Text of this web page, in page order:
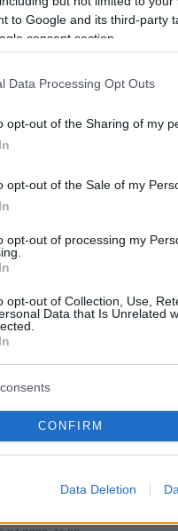
to Google and its third-party
consent section.
Data Processing Opt Outs
opt-out of the Sharing of my
opt-out of the Sale of my
opt-out of processing my
opt-out of Collection, Use,
Data that Is Unrelated
CONFIRM
Data Deletion
15χρονο
μπλόγκερ
τη συνέντευξη
κανάλι δεν
protothema.gr στο
(31)